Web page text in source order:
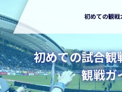
初めての観戦
初めての試合観
観戦ガ